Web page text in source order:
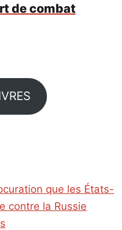
de combat
que les États-
contre la Russie